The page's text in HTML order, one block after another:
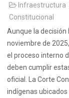
Infraestructura
Constitucional
Aunque la decisión
noviembre de
el proceso interno
deben cumplir
oficial. La Corte
indígenas